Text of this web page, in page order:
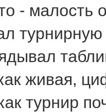
- малость
живая,
турнир